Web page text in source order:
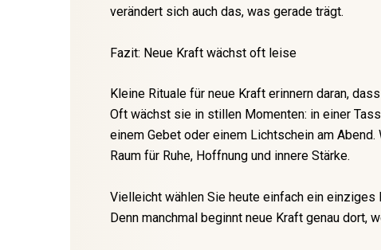
verändert sich auch das, was gerade trägt.
Fazit: Neue Kraft wächst oft leise
Kleine Rituale für neue Kraft erinnern daran,
Oft wächst sie in stillen Momenten: in einer
einem Gebet oder einem Lichtschein am
Raum für Ruhe, Hoffnung und innere Stärke.
Vielleicht wählen Sie heute einfach ein einziges
Denn manchmal beginnt neue Kraft genau dort,